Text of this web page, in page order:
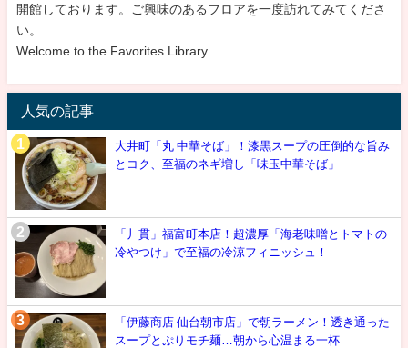
開館しております。ご興味のあるフロアを一度訪れてみてくださ
い。
Welcome to the Favorites Library…
人気の記事
大井町「丸 中華そば」！漆黒スープの圧倒的な旨み
とコク、至福のネギ増し「味玉中華そば」
「丿貫」福富町本店！超濃厚「海老味噌とトマトの
冷やつけ」で至福の冷涼フィニッシュ！
「伊藤商店 仙台朝市店」で朝ラーメン！透き通った
スープとぷりモチ麺…朝から心温まる一杯